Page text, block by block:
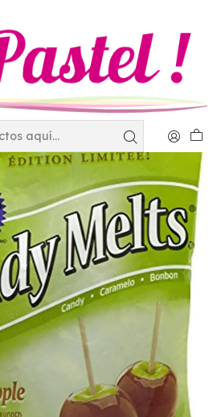
Manzana 1911-228